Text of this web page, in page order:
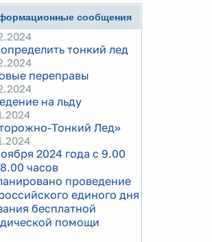
сообщения
тонкий лед
переправы
на льду
Тонкий Лед»
2024 года с 9.00
часов
проведение
единого дня
бесплатной
помощи